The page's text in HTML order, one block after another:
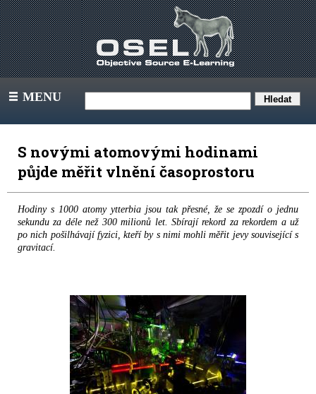
III MENU
S novými atomovými hodinami
půjde měřit vlnění časoprostoru
Hodiny s 1000 atomy ytterbia jsou tak přesné, že se zpozdí o jednu
sekundu za déle než 300 milionů let. Sbírají rekord za rekordem a už
po nich pošilhávají fyzici, kteří by s nimi mohli měřit jevy související s
gravitací.